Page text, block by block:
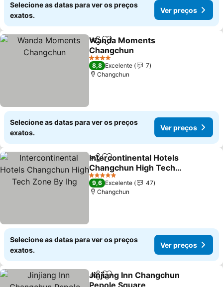
Selecione as datas para ver os preços
exatos.
Ver preços
PartilharAdicionar aos favoritos
Wanda Moments
Changchun
4 Estrelas
8,8 Excelente
7
Changchun
Selecione as datas para ver os preços
exatos.
Ver preços
PartilharAdicionar aos favoritos
Intercontinental Hotels
Changchun High Tech
Zone By Ihg
5 Estrelas
9,6 Excelente
47
Changchun
Selecione as datas para ver os preços
exatos.
Ver preços
PartilharAdicionar aos favoritos
Jinjiang Inn Changchun
Pepole Square